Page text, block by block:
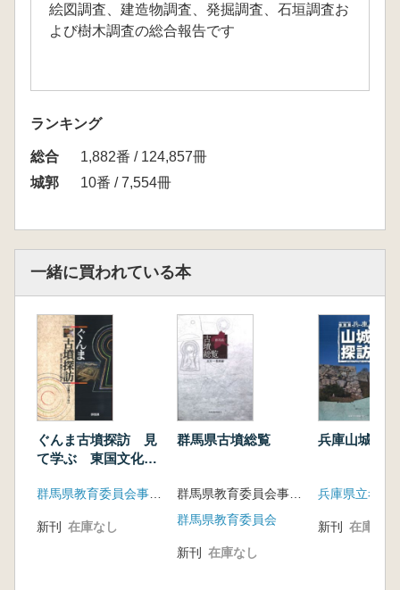
絵図調査、建造物調査、発掘調査、石垣調査お
よび樹木調査の総合報告です
ランキング
総合
1,882番 / 124,857冊
城郭
10番 / 7,554冊
一緒に買われている本
ぐんま古墳探訪 見
て学ぶ 東国文化の
群馬県教育委員会事務局文化財保護課
新刊 在庫なし
群馬県古墳総覧
群馬県教育委員会事務局文化財保護課 編
群馬県教育委員会
新刊 在庫なし
兵庫山城探訪
兵庫県立考古
新刊 在庫なし